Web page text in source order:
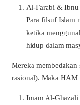
Al-Farabi & Ibnu
Para filsuf Islam
ketika
hidup dalam
Mereka membedakan
rasional). Maka HAM
Imam Al-Ghazali